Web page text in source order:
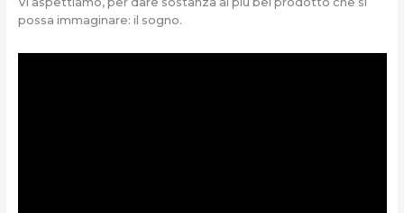
possa immaginare: il sogno.